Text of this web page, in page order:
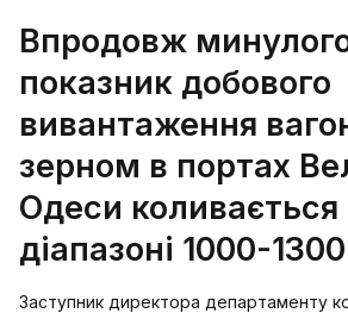
Впродовж
показник добового
вивантаження
зерном в портах
Одеси коливається
діапазоні 1000-
Заступник директора департаменту